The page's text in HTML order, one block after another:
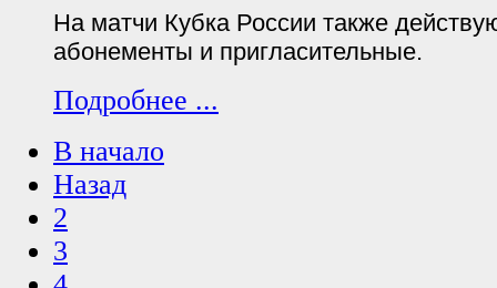
На матчи Кубка России также
абонементы и пригласительные.
Подробнее ...
В начало
Назад
2
3